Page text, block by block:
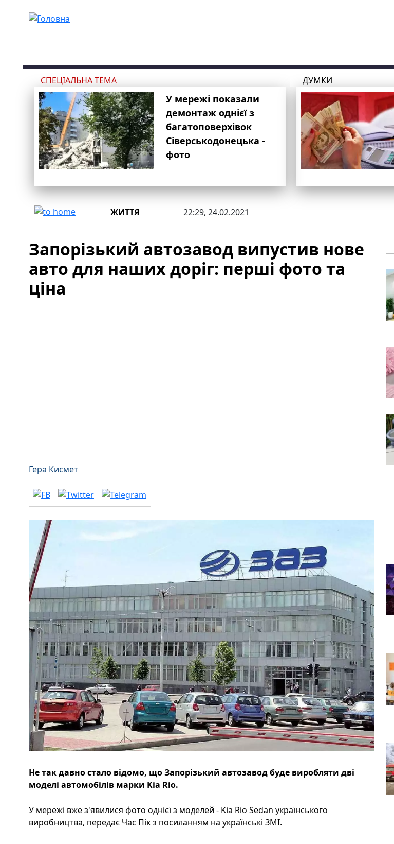
СПЕЦІАЛЬНА ТЕМА
У мережі показали
демонтаж однієї з
багатоповерхівок
Сіверськодонецька -
фото
ДУМКИ
ЖИТТЯ 22:29, 24.02.2021
Запорізький автозавод випустив нове
авто для наших доріг: перші фото та
ціна
Гера Кисмет
Не так давно стало відомо, що Запорізький автозавод буде виробляти дві
моделі автомобілів марки Kia Rio.
У мережі вже з'явилися фото однієї з моделей - Kia Rio Sedan українського
виробництва, передає Час Пік з посиланням на українські ЗМІ.